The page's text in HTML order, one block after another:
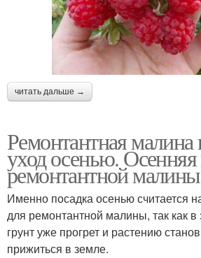
читать дальше →
Ремонтантная малина
уход осенью. Осенняя
ремонтантной малины
Именно посадка осенью считается
для ремонтантной малины, так как в
грунт уже прогрет и растению
прижиться в земле.